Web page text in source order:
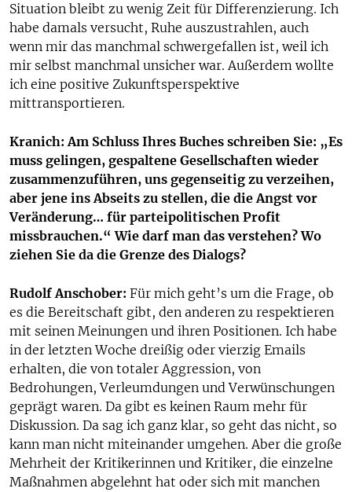
Situation bleibt zu wenig Zeit für Differenzierung. Ich
habe damals versucht, Ruhe auszustrahlen, auch
wenn mir das manchmal schwergefallen ist, weil ich
mir selbst manchmal unsicher war. Außerdem wollte
ich eine positive Zukunftsperspektive
mittransportieren.
Kranich: Am Schluss Ihres Buches schreiben Sie: „Es
muss gelingen, gespaltene Gesellschaften wieder
zusammenzuführen, uns gegenseitig zu verzeihen,
aber jene ins Abseits zu stellen, die die Angst vor
Veränderung… für parteipolitischen Profit
missbrauchen.“ Wie darf man das verstehen? Wo
ziehen Sie da die Grenze des Dialogs?
Rudolf Anschober: Für mich geht’s um die Frage, ob
es die Bereitschaft gibt, den anderen zu respektieren
mit seinen Meinungen und ihren Positionen. Ich habe
in der letzten Woche dreißig oder vierzig Emails
erhalten, die von totaler Aggression, von
Bedrohungen, Verleumdungen und Verwünschungen
geprägt waren. Da gibt es keinen Raum mehr für
Diskussion. Da sag ich ganz klar, so geht das nicht, so
kann man nicht miteinander umgehen. Aber die große
Mehrheit der Kritikerinnen und Kritiker, die einzelne
Maßnahmen abgelehnt hat oder sich mit manchen